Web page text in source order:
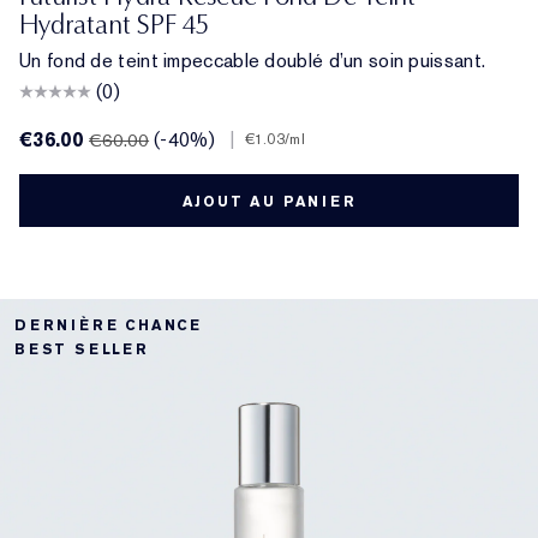
Hydratant SPF 45
Un fond de teint impeccable doublé d’un soin puissant.
(0)
€36.00€60.00 (-40%) €1.03/ml
AJOUT AU PANIER
DERNIÈRE CHANCE
BEST SELLER